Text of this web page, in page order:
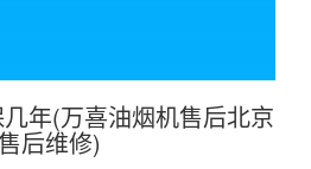
年(万喜油烟机售后北京
后维修)